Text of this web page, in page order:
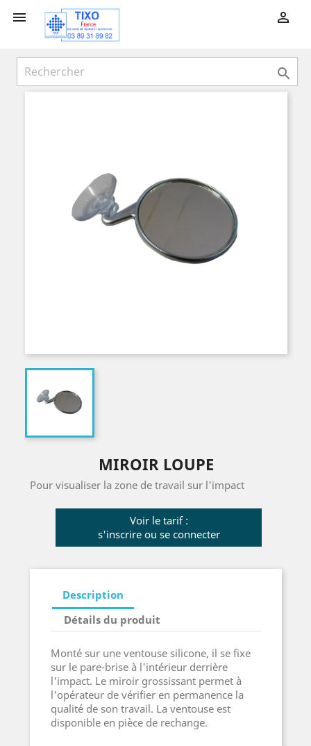
 

MIROIR LOUPE
Pour visualiser la zone de travail sur l'impact
Voir le tarif :
s'inscrire ou se connecter
Description
Détails du produit
Monté sur une ventouse silicone, il se fixe
sur le pare-brise à l'intérieur derrière
l'impact. Le miroir grossissant permet à
l'opérateur de vérifier en permanence la
qualité de son travail. La ventouse est
disponible en pièce de rechange.